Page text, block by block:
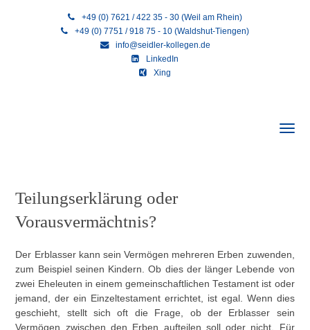
+49 (0) 7621 / 422 35 - 30 (Weil am Rhein)
+49 (0) 7751 / 918 75 - 10 (Waldshut-Tiengen)
info@seidler-kollegen.de
LinkedIn
Xing
Teilungserklärung oder
Vorausvermächtnis?
Der Erblasser kann sein Vermögen mehreren Erben zuwenden,
zum Beispiel seinen Kindern. Ob dies der länger Lebende von
zwei Eheleuten in einem gemeinschaftlichen Testament ist oder
jemand, der ein Einzeltestament errichtet, ist egal. Wenn dies
geschieht, stellt sich oft die Frage, ob der Erblasser sein
Vermögen zwischen den Erben aufteilen soll oder nicht. Für